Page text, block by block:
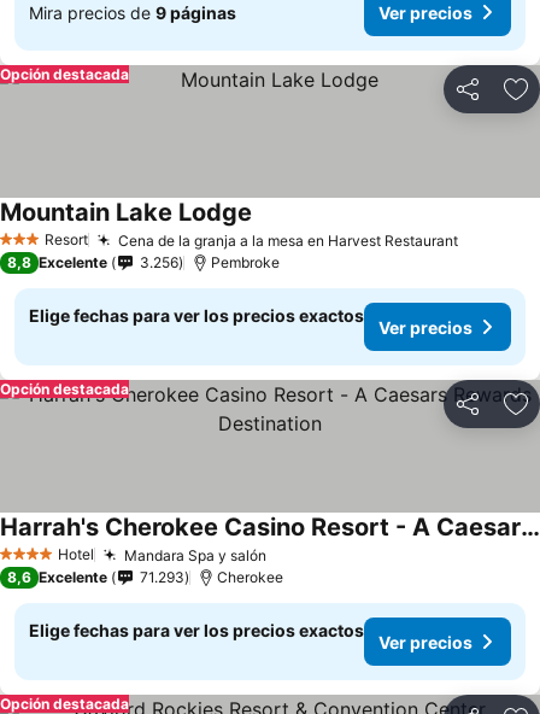
Mira precios de 9 páginas Ver precios
Compartir
Opción destacada
3 EstrellasResort Cena de la granja a la mesa en Harvest Restaurant
Mountain Lake Lodge
8,8 Excelente 3.256 Pembroke
Elige fechas para ver los precios exactos
Ver precios
Compartir
Opción destacada
4 EstrellasHotel Mandara Spa y salón
Harrah's Cherokee Casino Resort - A Caesars Rewards Destination
8,6 Excelente 71.293 Cherokee
Elige fechas para ver los precios exactos
Ver precios
Opción destacada